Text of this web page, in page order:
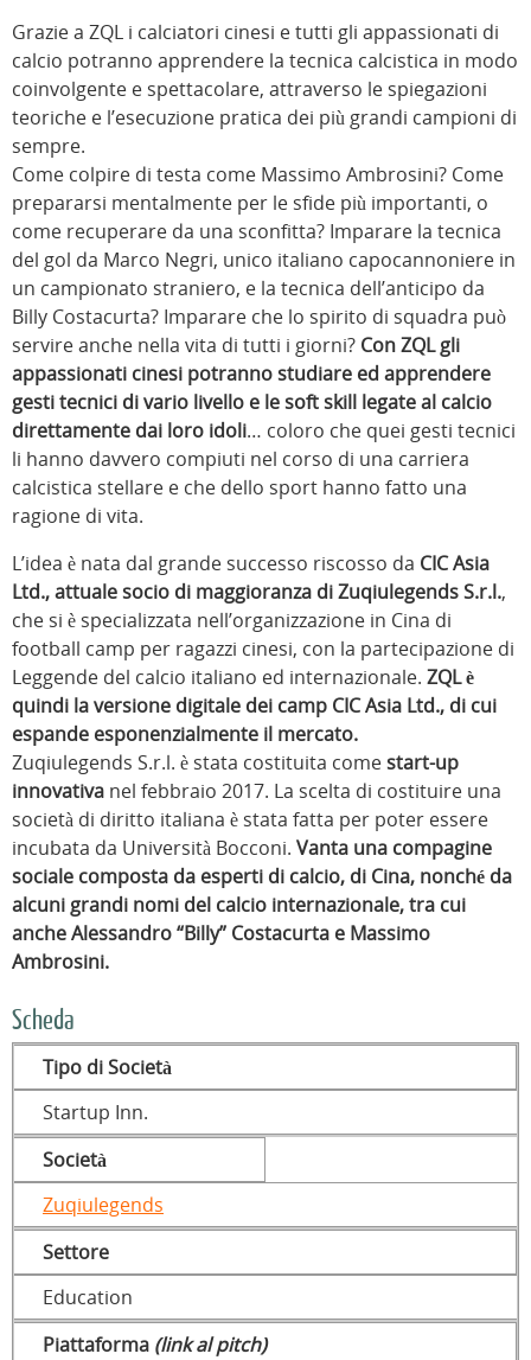
Grazie a ZQL i calciatori cinesi e tutti gli appassionati di
calcio potranno apprendere la tecnica calcistica in modo
coinvolgente e spettacolare, attraverso le spiegazioni
teoriche e l’esecuzione pratica dei più grandi campioni di
sempre.
Come colpire di testa come Massimo Ambrosini? Come
prepararsi mentalmente per le sfide più importanti, o
come recuperare da una sconfitta? Imparare la tecnica
del gol da Marco Negri, unico italiano capocannoniere in
un campionato straniero, e la tecnica dell’anticipo da
Billy Costacurta? Imparare che lo spirito di squadra può
servire anche nella vita di tutti i giorni? Con ZQL gli
appassionati cinesi potranno studiare ed apprendere
gesti tecnici di vario livello e le soft skill legate al calcio
direttamente dai loro idoli… coloro che quei gesti tecnici
li hanno davvero compiuti nel corso di una carriera
calcistica stellare e che dello sport hanno fatto una
ragione di vita.
L’idea è nata dal grande successo riscosso da CIC Asia
Ltd., attuale socio di maggioranza di Zuqiulegends S.r.l.,
che si è specializzata nell’organizzazione in Cina di
football camp per ragazzi cinesi, con la partecipazione di
Leggende del calcio italiano ed internazionale. ZQL è
quindi la versione digitale dei camp CIC Asia Ltd., di cui
espande esponenzialmente il mercato.
Zuqiulegends S.r.l. è stata costituita comestart-up
innovativa nel febbraio 2017. La scelta di costituire una
società di diritto italiana è stata fatta per poter essere
incubata da Università Bocconi. Vanta una compagine
sociale composta da esperti di calcio, di Cina, nonché da
alcuni grandi nomi del calcio internazionale, tra cui
anche Alessandro “Billy” Costacurta e Massimo
Ambrosini.
Scheda
Tipo di Società
Startup Inn.
Società
Zuqiulegends
Settore
Education
Piattaforma (link al pitch)